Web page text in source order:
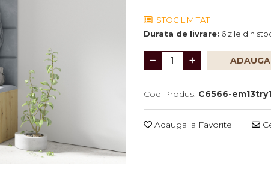
STOC LIMITAT
Durata de livrare: 6 zile din
Cod Produs: C6566-
Adauga la Favorite